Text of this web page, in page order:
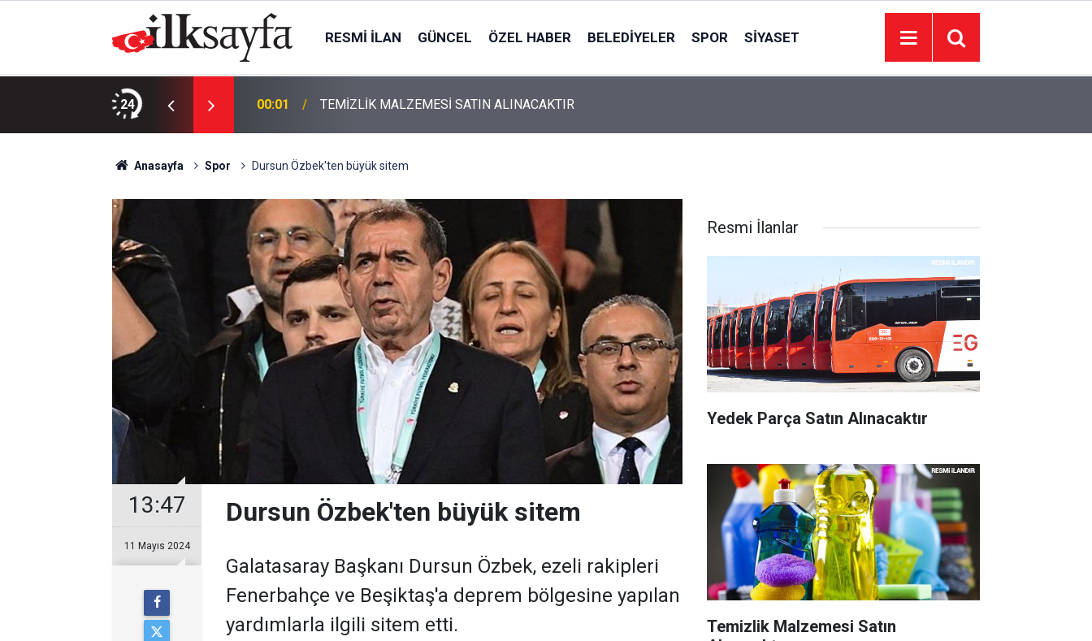
RESMI İLAN GÜNCEL ÖZEL HABER BELEDIYELER SPOR SIYASET
24 00:01 TEMİZLİK MALZEMESİ SATIN ALINACAKTIR
Anasayfa Spor Dursun Özbek'ten büyük sitem
13:47
11 Mayıs 2024
Dursun Özbek'ten büyük sitem
Galatasaray Başkanı Dursun Özbek, ezeli rakipleri
Fenerbahçe ve Beşiktaş'a deprem bölgesine yapılan
yardımlarla ilgili sitem etti.
Resmi İlanlar
Yedek Parça Satın Alınacaktır
Temizlik Malzemesi Satın